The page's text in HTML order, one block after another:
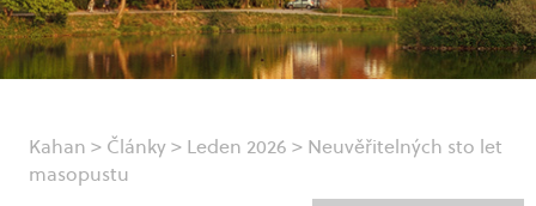
Kahan > Články> Leden 2026 > Neuvěřitelných sto let
masopustu